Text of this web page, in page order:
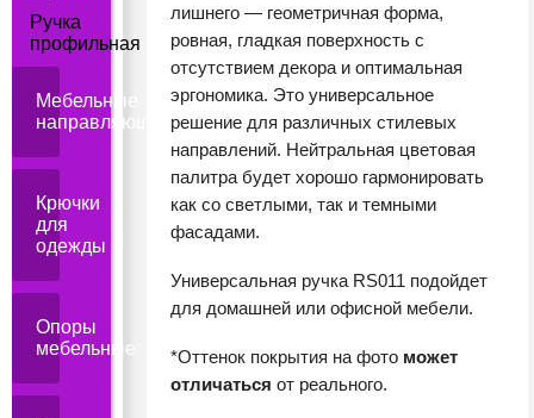
Ручка
профильная
Мебельные
направляющие
Крючки
для
одежды
Опоры
мебельные
лишнего — геометричная форма,
ровная, гладкая поверхность с
отсутствием декора и оптимальная
эргономика. Это универсальное
решение для различных стилевых
направлений. Нейтральная цветовая
палитра будет хорошо гармонировать
как со светлыми, так и темными
фасадами.
Универсальная ручка RS011 подойдет
для домашней или офисной мебели.
*Оттенок покрытия на фото может
отличаться от реального.